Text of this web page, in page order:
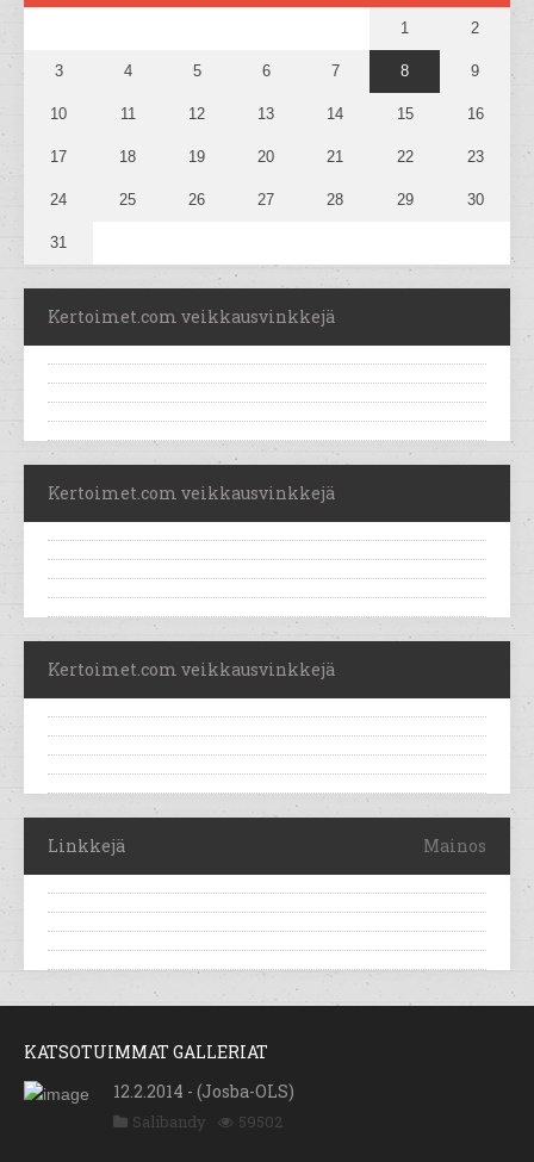
1 2
3 4 5 6 7 8 9
10 11 12 13 14 15 16
17 18 19 20 21 22 23
24 25 26 27 28 29 30
31
Kertoimet.com veikkausvinkkejä
Kertoimet.com veikkausvinkkejä
Kertoimet.com veikkausvinkkejä
Linkkejä Mainos
KATSOTUIMMAT GALLERIAT
12.2.2014 - (Josba-OLS)
Salibandy 59502